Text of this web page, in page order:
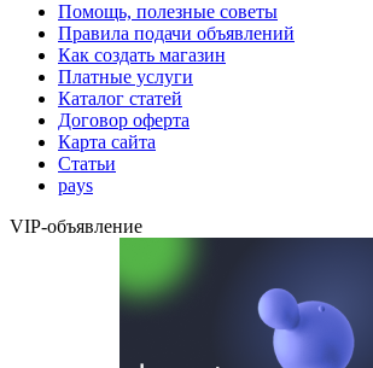
Помощь, полезные советы
Правила подачи объявлений
Как создать магазин
Платные услуги
Каталог статей
Договор оферта
Карта сайта
Статьи
pays
VIP-объявление